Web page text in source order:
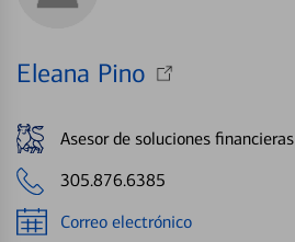
Eleana Pino
Asesor de soluciones financieras
305.876.6385
Correo electrónico